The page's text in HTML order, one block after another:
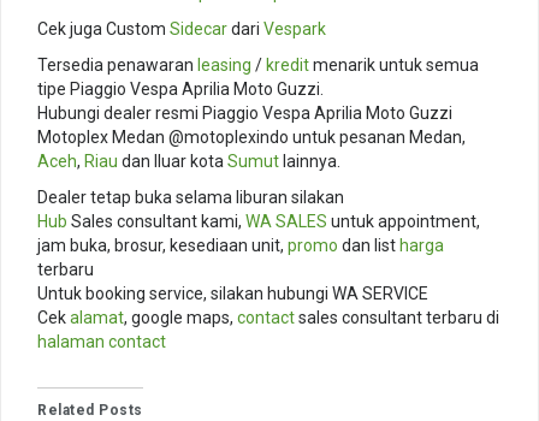
Cek juga Custom Sidecardari Vespark
Tersedia penawaran leasing / kreditmenarik untuk semua
tipe Piaggio Vespa Aprilia Moto Guzzi.
Hubungi dealer resmi Piaggio Vespa Aprilia Moto Guzzi
Motoplex Medan @motoplexindo untuk pesanan Medan,
Aceh, Riau dan lluar kotaSumut lainnya.
Dealer tetap buka selama liburan silakan
Hub Sales consultant kami, WA SALES untuk appointment,
jam buka, brosur, kesediaan unit, promo dan list harga
terbaru
Untuk booking service, silakan hubungi WA SERVICE
Cekalamat, google maps, contactsales consultant terbaru di
halaman contact
Related Posts